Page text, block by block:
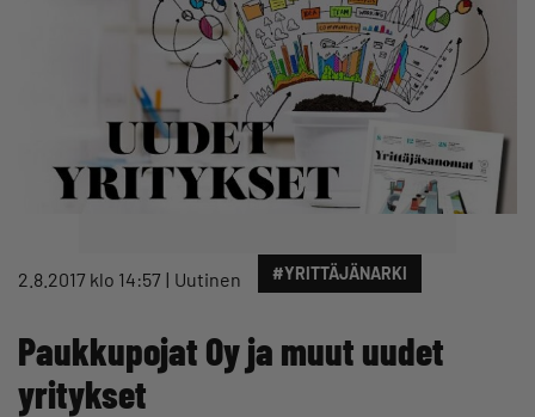
2.8.2017 klo 14:57 Uutinen #YRITTÄJÄNARKI
Paukkupojat Oy ja muut uudet
yritykset